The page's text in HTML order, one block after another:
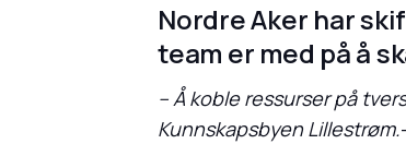
Nordre Aker har
team er med på å
– Å koble ressurser på
Kunnskapsbyen Lillestrøm.